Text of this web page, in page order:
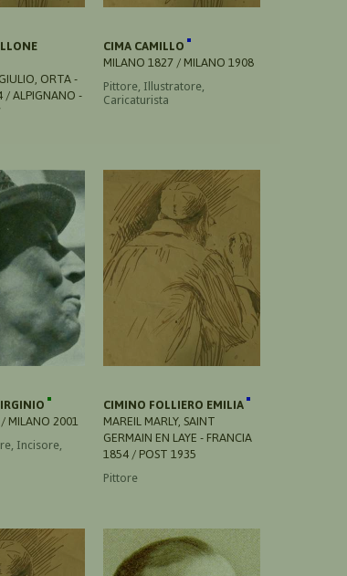
ORTA -
/ ALPIGNANO -
CIMA CAMILLO
MILANO 1827 / MILANO 1908
Pittore, Illustratore,
Caricaturista
MILANO 2001
Incisore,
CIMINO FOLLIERO EMILIA
MAREIL MARLY, SAINT
GERMAIN EN LAYE - FRANCIA
1854 / POST 1935
Pittore